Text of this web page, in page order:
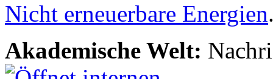
Nicht erneuerbare Energien
Akademische Welt: